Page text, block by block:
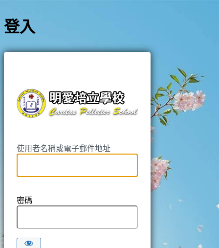
登入
https://
使用者名稱或電子郵件地址
密碼